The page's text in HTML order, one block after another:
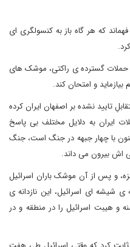
که هر گاه باز به کنسولگری ای
حملات گسترده ی راکتی، موشک های
و امتحان کند.
تایید نشده بر اصفهان ایران کرده
ایران به دلایل مختلف بی پاسخ
با چهار جبهه در جنگ است، جنگ
اش بیرون می داند.
و پس از آن موشک باران اسرائیل
شیشه ای اسرائیل، این نازدانه ی
و هیبت اسرائیل را در منطقه و در